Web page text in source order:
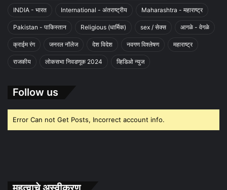
INDIA - भारत International - अंतराष्ट्रीय Maharashtra - महाराष्ट्र
Pakistan - पाकिस्तान Religious (धार्मिक) sex / सेक्स आगळे - वेगळे
क्राईम रंग जनरल नॉलेज देश विदेश नवगण विश्लेषण महाराष्ट्र
राजकीय लोकसभा निवडणूक 2024 व्हिडिओ न्युज
Follow us
Error Can not Get Posts, Incorrect account info.